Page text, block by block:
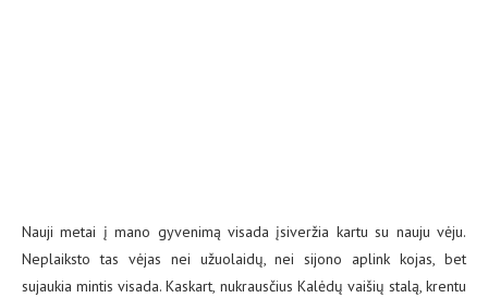
Nauji metai į mano gyvenimą visada įsiveržia kartu su nauju vėju.
Neplaiksto tas vėjas nei užuolaidų, nei sijono aplink kojas, bet
sujaukia mintis visada. Kaskart, nukrausčius Kalėdų vaišių stalą, krentu